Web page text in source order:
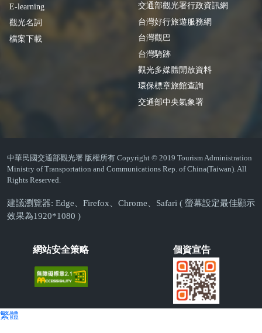
E-learning
觀光名詞
檔案下載
交通部觀光署行政資訊網
台灣好行旅遊服務網
台灣觀巴
台灣騎跡
觀光多媒體開放資料
環保標章旅館查詢
交通部中央氣象署
中華民國交通部觀光署 版權所有 Copyright © 2019 Tourism Administration
Ministry of Transportation and Communications Rep. of China(Taiwan). All
Rights Reserved.
建議瀏覽器: Edge、Firefox、Chrome、Safari ( 螢幕設定最佳顯示
效果為1920*1080 )
網站安全策略 個資宣告
繁體